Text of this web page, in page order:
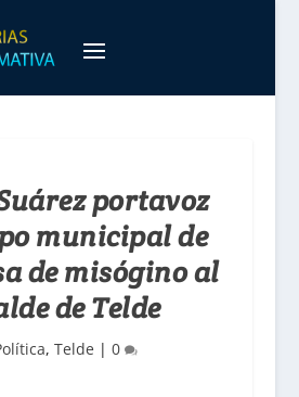
portavoz
municipal de
de misógino al
de Telde
, Telde | 0